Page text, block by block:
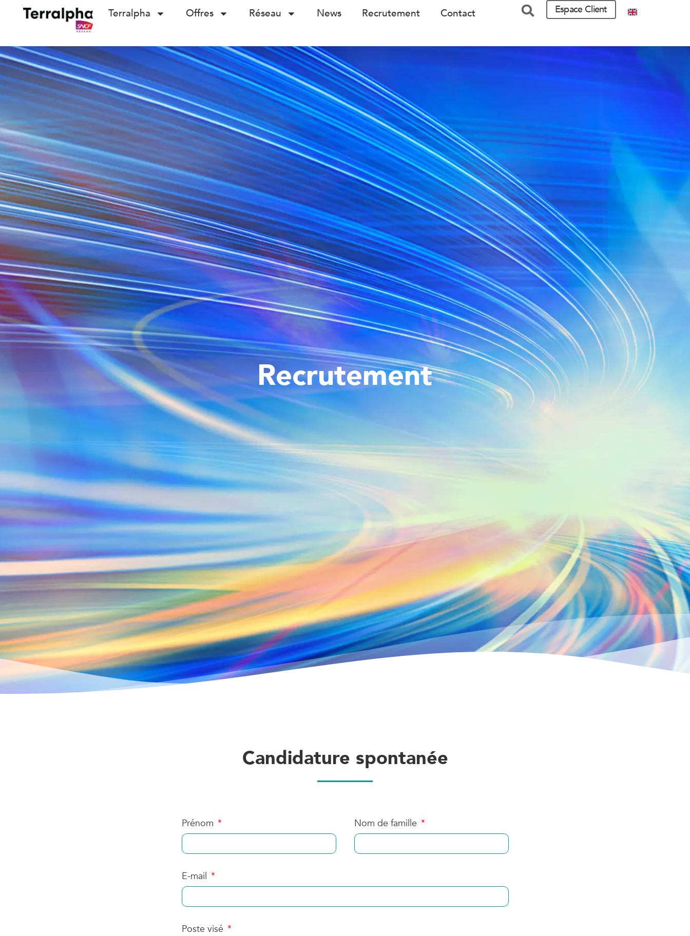
Terralpha Offres Réseau News Recrutement Contact Espace Client
Recrutement
Candidature spontanée
Prénom Nom de famille
E-mail
Poste visé